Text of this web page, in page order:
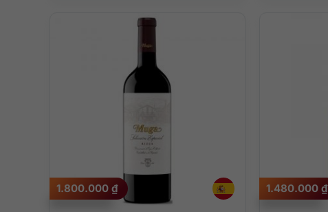
1.800.000 ₫ 1.480.000 ₫